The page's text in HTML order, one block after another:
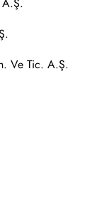
Ve Tic. A.Ş.